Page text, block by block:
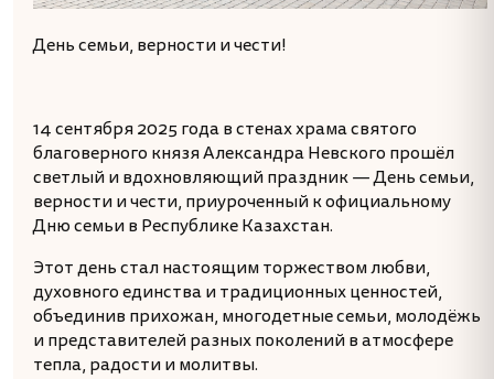
День семьи, верности и чести!
14 сентября 2025 года в стенах храма святого
благоверного князя Александра Невского прошёл
светлый и вдохновляющий праздник — День семьи,
верности и чести, приуроченный к официальному
Дню семьи в Республике Казахстан.
Этот день стал настоящим торжеством любви,
духовного единства и традиционных ценностей,
объединив прихожан, многодетные семьи, молодёжь
и представителей разных поколений в атмосфере
тепла, радости и молитвы.